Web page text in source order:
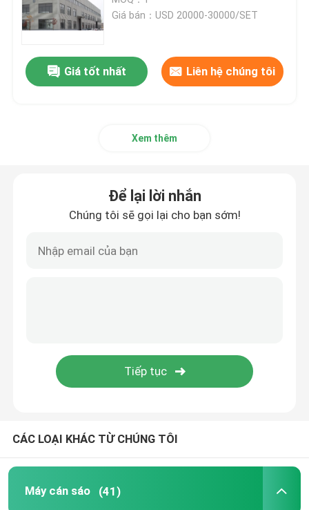
Máy ép các tông
máy dán thư mục
Máy xếp chồng tự động
Máy cán Litho
máy dán ống sáo
Giá bán：USD 20000-30000/SET
Giá tốt nhất Liên hệ chúng tôi
Xem thêm
Để lại lời nhắn
Chúng tôi sẽ gọi lại cho bạn sớm!
CÁC LOẠI KHÁC TỪ CHÚNG TÔI
Máy cán sáo (41)